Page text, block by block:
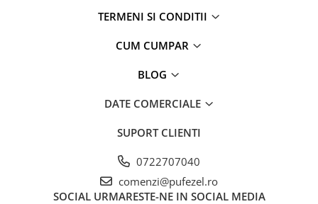
TERMENI SI CONDITII
CUM CUMPAR
BLOG
DATE COMERCIALE
SUPORT CLIENTI
0722707040
comenzi@pufezel.ro
SOCIAL URMARESTE-NE IN SOCIAL MEDIA